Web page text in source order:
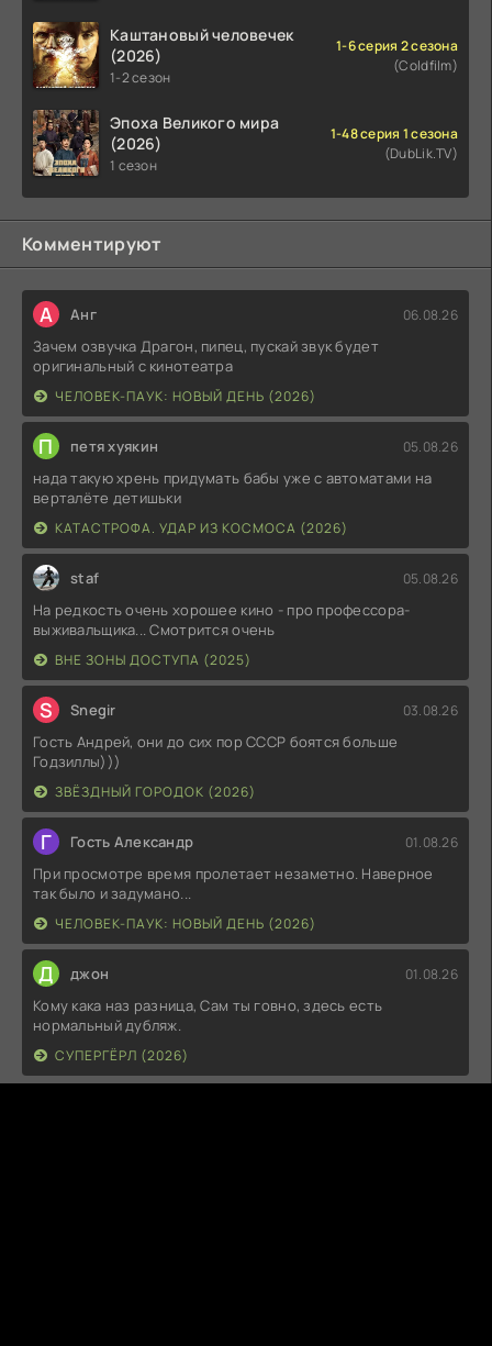
Каштановый человечек
(2026)
1-2 сезон
1-6 серия 2 сезона
(Coldfilm)
Эпоха Великого мира
(2026)
1 сезон
1-48 серия 1 сезона
(DubLik.TV)
Комментируют
А Анг 06.08.26
Зачем озвучка Драгон, пипец, пускай звук будет
оригинальный с кинотеатра
ЧЕЛОВЕК-ПАУК: НОВЫЙ ДЕНЬ (2026)
П петя хуякин 05.08.26
нада такую хрень придумать бабы уже с автоматами на
верталёте детишьки
КАТАСТРОФА. УДАР ИЗ КОСМОСА (2026)
staf 05.08.26
На редкость очень хорошее кино - про профессора-
выживальщика... Смотрится очень
ВНЕ ЗОНЫ ДОСТУПА (2025)
S Snegir 03.08.26
Гость Андрей, они до сих пор СССР боятся больше
Годзиллы)))
ЗВЁЗДНЫЙ ГОРОДОК (2026)
Г Гость Александр 01.08.26
При просмотре время пролетает незаметно. Наверное
так было и задумано...
ЧЕЛОВЕК-ПАУК: НОВЫЙ ДЕНЬ (2026)
Д джон 01.08.26
Кому кака наз разница, Сам ты говно, здесь есть
нормальный дубляж.
СУПЕРГЁРЛ (2026)